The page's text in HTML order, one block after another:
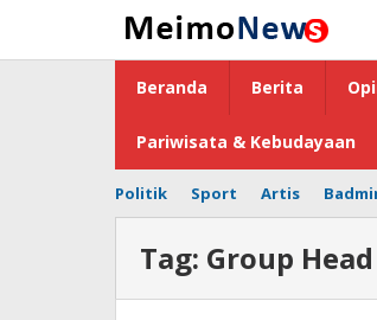
konten
Beranda Berita
Pariwisata & Kebudayaan
Politik Sport Artis
Tag: Group